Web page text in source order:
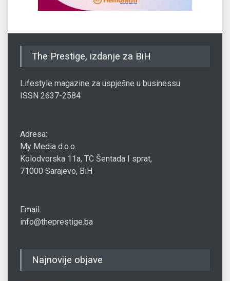
The Prestige, izdanje za BiH
Lifestyle magazine za uspješne u businessu
ISSN 2637-2584
Adresa:
My Media d.o.o.
Kolodvorska 11a, TC Šentada I sprat,
71000 Sarajevo, BiH
Email:
info@theprestige.ba
Najnovije objave